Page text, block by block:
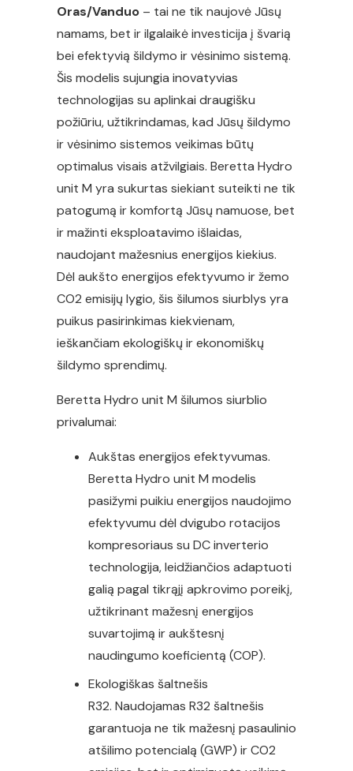
Oras/Vanduo – tai ne tik naujovė Jūsų
namams, bet ir ilgalaikė investicija į švarią
bei efektyvią šildymo ir vėsinimo sistemą.
Šis modelis sujungia inovatyvias
technologijas su aplinkai draugišku
požiūriu, užtikrindamas, kad Jūsų šildymo
ir vėsinimo sistemos veikimas būtų
optimalus visais atžvilgiais. Beretta Hydro
unit M yra sukurtas siekiant suteikti ne tik
patogumą ir komfortą Jūsų namuose, bet
ir mažinti eksploatavimo išlaidas,
naudojant mažesnius energijos kiekius.
Dėl aukšto energijos efektyvumo ir žemo
CO2 emisijų lygio, šis šilumos siurblys yra
puikus pasirinkimas kiekvienam,
ieškančiam ekologiškų ir ekonomiškų
šildymo sprendimų.
Beretta Hydro unit M šilumos siurblio
privalumai:
Aukštas energijos efektyvumas.
Beretta Hydro unit M modelis
pasižymi puikiu energijos naudojimo
efektyvumu dėl dvigubo rotacijos
kompresoriaus su DC inverterio
technologija, leidžiančios adaptuoti
galią pagal tikrąjį apkrovimo poreikį,
užtikrinant mažesnį energijos
suvartojimą ir aukštesnį
naudingumo koeficientą (COP).
Ekologiškas šaltnešis
R32. Naudojamas R32 šaltnešis
garantuoja ne tik mažesnį pasaulinio
atšilimo potencialą (GWP) ir CO2